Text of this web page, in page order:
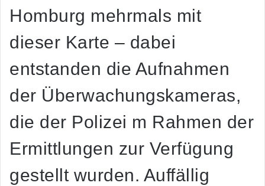
Homburg mehrmals mit
dieser Karte – dabei
entstanden die Aufnahmen
der Überwachungskameras,
die der Polizei m Rahmen der
Ermittlungen zur Verfügung
gestellt wurden. Auffällig